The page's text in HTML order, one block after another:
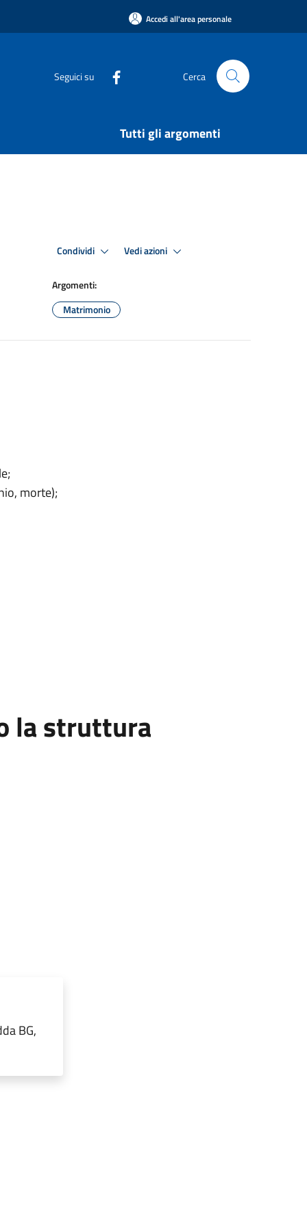
Accedi all'area personale
Seguici su Cerca
Tutti gli argomenti
Condividi Vedi azioni
Argomenti:
Matrimonio
morte);
la struttura
BG,